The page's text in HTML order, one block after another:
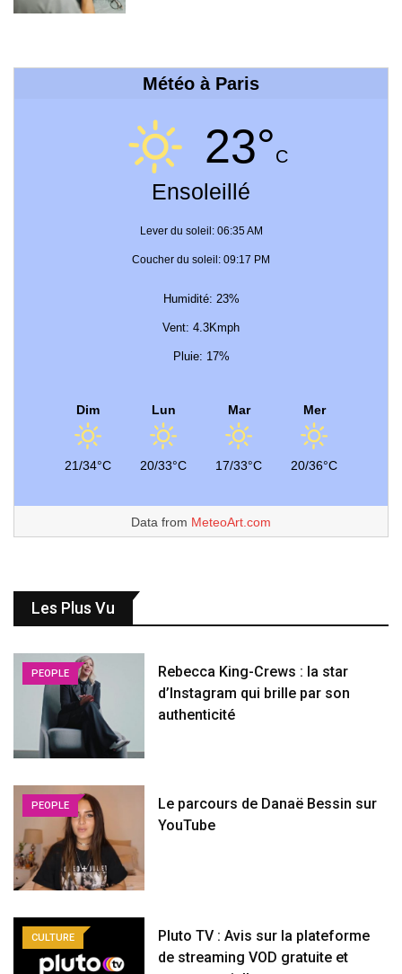
Météo à Paris
23°C
Ensoleillé
Lever du soleil: 06:35 AM
Coucher du soleil: 09:17 PM
Humidité: 23%
Vent: 4.3Kmph
Pluie: 17%
Dim
21/34°C
Lun
20/33°C
Mar
17/33°C
Mer
20/36°C
Data from MeteoArt.com
Les Plus Vu
PEOPLE
Rebecca King-Crews : la star
d’Instagram qui brille par son
authenticité
PEOPLE
Le parcours de Danaë Bessin sur
YouTube
CULTURE
Pluto TV : Avis sur la plateforme
de streaming VOD gratuite et